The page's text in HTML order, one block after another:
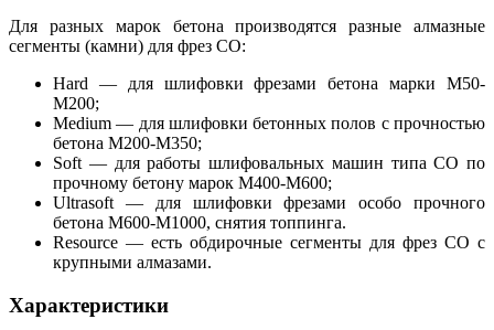
Для разных марок бетона производятся разные алмазные
сегменты (камни) для фрез СО:
Hard — для шлифовки фрезами бетона марки М50-
М200;
Medium — для шлифовки бетонных полов с прочностью
бетона М200-М350;
Soft — для работы шлифовальных машин типа СО по
прочному бетону марок M400-M600;
Ultrasoft — для шлифовки фрезами особо прочного
бетона М600-М1000, снятия топпинга.
Resource — есть обдирочные сегменты для фрез СО с
крупными алмазами.
Характеристики